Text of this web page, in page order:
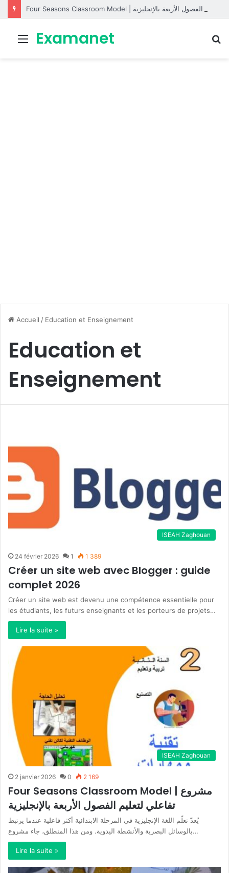
Menu
Examanet
Accueil / Education et Enseignement
Education et
Enseignement
ISEAH Zaghouan
24 février 2026 1 1 389
Créer un site web avec Blogger : guide
complet 2026
Créer un site web est devenu une compétence essentielle pour
les étudiants, les futurs enseignants et les porteurs de projets…
Lire la suite »
ISEAH Zaghouan
2 janvier 2026 0 2 169
Four Seasons Classroom Model | مشروع
تفاعلي لتعليم الفصول الأربعة بالإنجليزية
يُعدّ تعلّم اللغة الإنجليزية في المرحلة الابتدائية أكثر فاعلية عندما يرتبط
بالوسائل البصرية والأنشطة اليدوية. ومن هذا المنطلق، جاء مشروع…
Lire la suite »